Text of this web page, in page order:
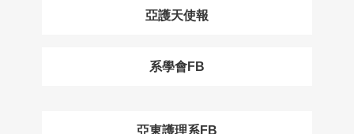
亞護天使報
系學會FB
亞東護理系FB